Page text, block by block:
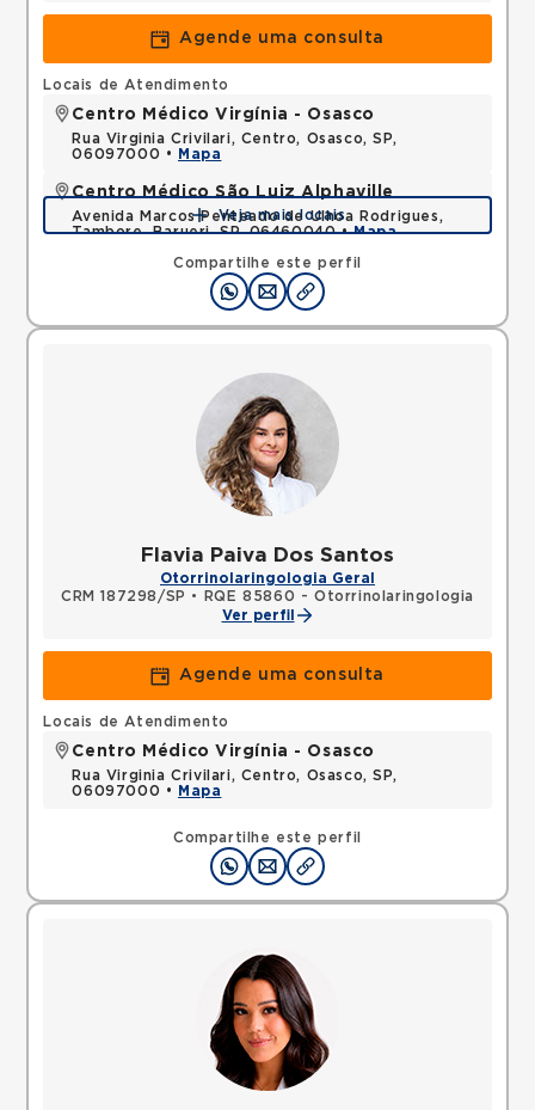
Agende uma consulta
Compartilhe este perfil
Locais de Atendimento
Centro Médico Virgínia - Osasco
Rua Virginia Crivilari, Centro, Osasco, SP,
06097000 •
Mapa
Centro Médico São Luiz Alphaville
Avenida Marcos Penteado de Ulhoa Rodrigues,
Tambore, Barueri, SP, 06460040 •Mapa
Veja mais locais
Flavia Paiva Dos Santos
Otorrinolaringologia Geral
CRM 187298/SP •
RQE 85860 - Otorrinolaringologia
Ver perfil
Agende uma consulta
Compartilhe este perfil
Locais de Atendimento
Centro Médico Virgínia - Osasco
Rua Virginia Crivilari, Centro, Osasco, SP,
06097000 •
Mapa